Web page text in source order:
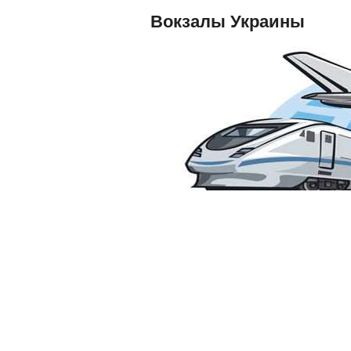
Вокзалы Украины